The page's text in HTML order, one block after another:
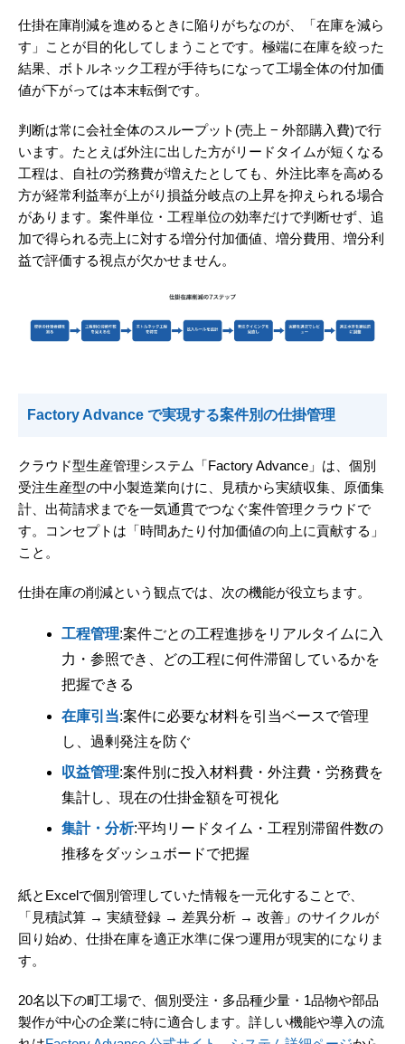
仕掛在庫削減を進めるときに陥りがちなのが、「在庫を減ら
す」ことが目的化してしまうことです。極端に在庫を絞った
結果、ボトルネック工程が手待ちになって工場全体の付加価
値が下がっては本末転倒です。
判断は常に会社全体のスループット(売上 − 外部購入費)で行
います。たとえば外注に出した方がリードタイムが短くなる
工程は、自社の労務費が増えたとしても、外注比率を高める
方が経常利益率が上がり損益分岐点の上昇を抑えられる場合
があります。案件単位・工程単位の効率だけで判断せず、追
加で得られる売上に対する増分付加価値、増分費用、増分利
益で評価する視点が欠かせません。
Factory Advance で実現する案件別の仕掛管理
クラウド型生産管理システム「Factory Advance」は、個別
受注生産型の中小製造業向けに、見積から実績収集、原価集
計、出荷請求までを一気通貫でつなぐ案件管理クラウドで
す。コンセプトは「時間あたり付加価値の向上に貢献する」
こと。
仕掛在庫の削減という観点では、次の機能が役立ちます。
工程管理:案件ごとの工程進捗をリアルタイムに入
力・参照でき、どの工程に何件滞留しているかを
把握できる
在庫引当:案件に必要な材料を引当ベースで管理
し、過剰発注を防ぐ
収益管理:案件別に投入材料費・外注費・労務費を
集計し、現在の仕掛金額を可視化
集計・分析:平均リードタイム・工程別滞留件数の
推移をダッシュボードで把握
紙とExcelで個別管理していた情報を一元化することで、
「見積試算 → 実績登録 → 差異分析 → 改善」のサイクルが
回り始め、仕掛在庫を適正水準に保つ運用が現実的になりま
す。
20名以下の町工場で、個別受注・多品種少量・1品物や部品
製作が中心の企業に特に適合します。詳しい機能や導入の流